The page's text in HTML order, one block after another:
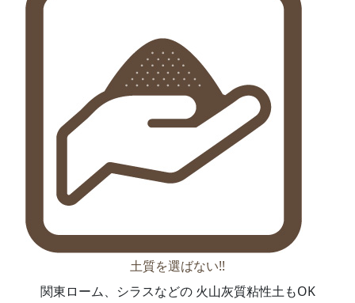
土質を選ばない!!
関東ローム、シラスなどの 火山灰質粘性土もOK